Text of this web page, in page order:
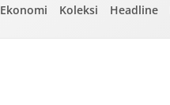
Ekonomi Koleksi Headline